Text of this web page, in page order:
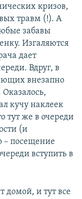
кризов,
травм (!). А
забавы
Изгаляются
дает
Вдруг, в
внезапно
кучу наклеек
тут же в очереди
(и
посещение
вступить в
домой, и тут все